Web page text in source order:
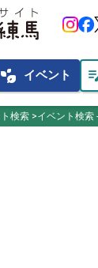
temp_preferences_eco イベント
検索 イベント検索